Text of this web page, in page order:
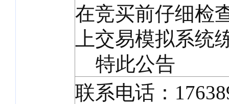
在竞买前仔细检
上交易模拟系统
特此公告
联系电话：